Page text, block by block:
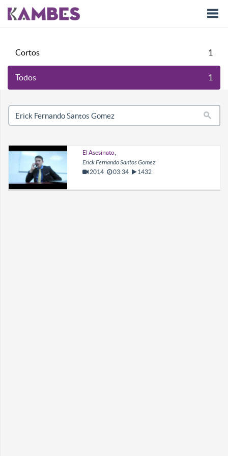
Cortos 1
Todos 1
El Asesinato,
Erick Fernando Santos Gomez
2014 03:34 1432